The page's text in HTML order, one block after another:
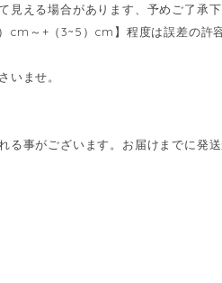
える場合があります、予めご了承下
～+（3~5）cm】程度は誤差の許
いませ。
事がございます。お届けまでに発